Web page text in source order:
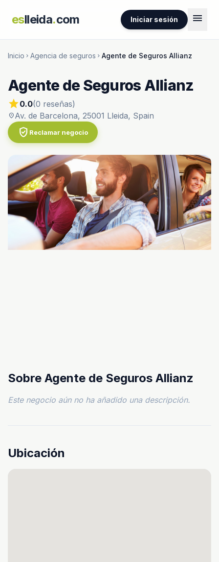
eslleida.com Iniciar sesión menu
Inicio chevron_right Agencia de seguros chevron_right Agente de Seguros Allianz
Agente de Seguros Allianz
star0.0(0 reseñas)
location_onAv. de Barcelona, 25001 Lleida, Spain
verified_user Reclamar negocio
Sobre Agente de Seguros Allianz
Este negocio aún no ha añadido una descripción.
Ubicación